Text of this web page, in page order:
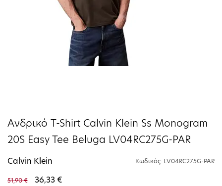
Ανδρικό T-Shirt Calvin Klein Ss Monogram
20S Easy Tee Beluga LV04RC275G-PAR
Calvin Klein Κωδικός: LV04RC275G-PAR
51,90 € 36,33 €